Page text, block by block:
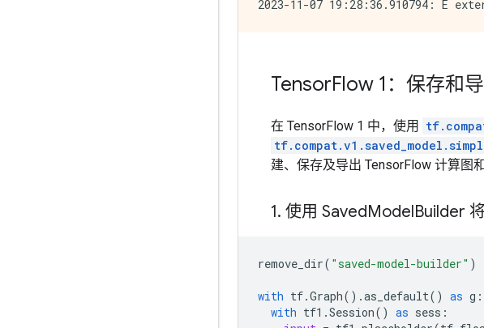
TensorFlow 1：保存和
在 TensorFlow 1 中，使用
建、保存及导出 TensorFlow 计算图和
1. 使用 SavedModelBuilder
remove_dir( "saved-model-builder" )
with tf.Graph() .as_default() as g :
with tf1 .Session() as sess :